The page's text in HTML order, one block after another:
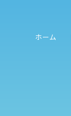
ホーム